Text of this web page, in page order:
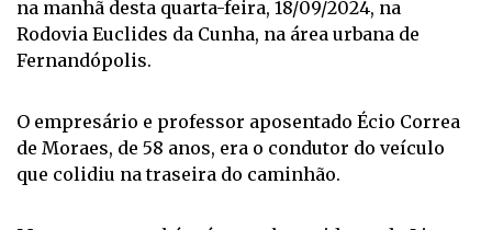
envolvendo uma minivan e um caminhão ocorrido
na manhã desta quarta-feira, 18/09/2024, na
Rodovia Euclides da Cunha, na área urbana de
O empresário e professor aposentado Écio Correa
de Moraes, de 58 anos, era o condutor do veículo